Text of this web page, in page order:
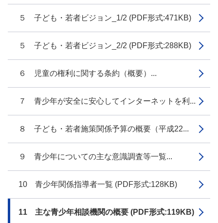
５ 子ども・若者ビジョン_1/2 (PDF形式:471KB)
５ 子ども・若者ビジョン_2/2 (PDF形式:288KB)
６ 児童の権利に関する条約（概要）...
７ 青少年が安全に安心してインターネットを利...
８ 子ども・若者施策関係予算の概要（平成22...
９ 青少年についての主な意識調査等一覧...
10 青少年関係指導者一覧 (PDF形式:128KB)
11 主な青少年相談機関の概要 (PDF形式:119KB)